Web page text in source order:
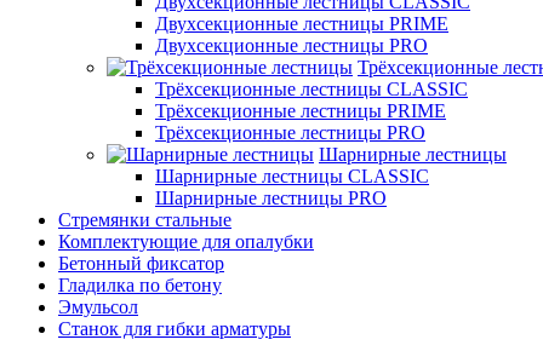
Двухсекционные лестницы PRIME
Двухсекционные лестницы PRO
Трёхсекционные
Трёхсекционные лестницы CLASSIC
Трёхсекционные лестницы PRIME
Трёхсекционные лестницы PRO
Шарнирные лестницы
Шарнирные лестницы CLASSIC
Шарнирные лестницы PRO
Стремянки стальные
Комплектующие для опалубки
Бетонный фиксатор
Гладилка по бетону
Эмульсол
Станок для гибки арматуры